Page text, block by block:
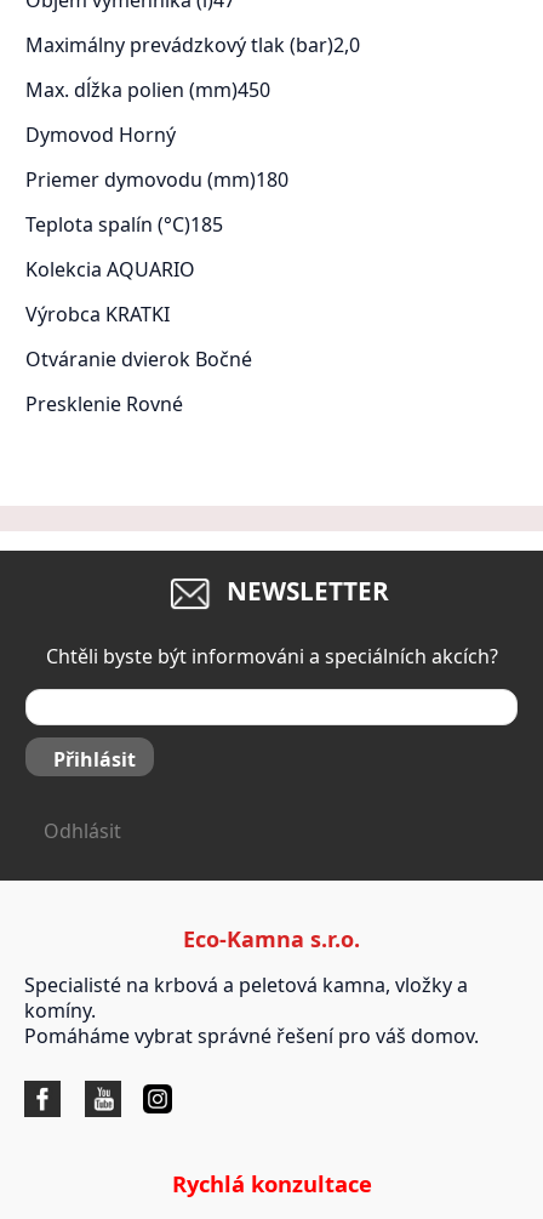
Maximálny prevádzkový tlak (bar)2,0
Max. dĺžka polien (mm)450
Dymovod Horný
Priemer dymovodu (mm)180
Teplota spalín (°C)185
Kolekcia AQUARIO
Výrobca KRATKI
Otváranie dvierok Bočné
Presklenie Rovné
NEWSLETTER
Chtěli byste být informováni a speciálních akcích?
Přihlásit
Odhlásit
Eco-Kamna s.r.o.
Specialisté na krbová a peletová kamna, vložky a
komíny.
Pomáháme vybrat správné řešení pro váš domov.
Rychlá konzultace